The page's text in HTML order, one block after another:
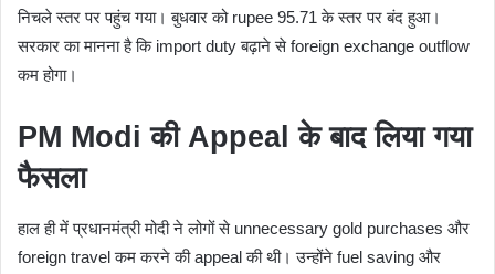
निचले स्तर पर पहुंच गया। बुधवार को rupee 95.71 के स्तर पर बंद हुआ।
सरकार का मानना है कि import duty बढ़ाने से foreign exchange outflow
कम होगा।
PM Modi की Appeal के बाद लिया गया
फैसला
हाल ही में प्रधानमंत्री मोदी ने लोगों से unnecessary gold purchases और
foreign travel कम करने की appeal की थी। उन्होंने fuel saving और